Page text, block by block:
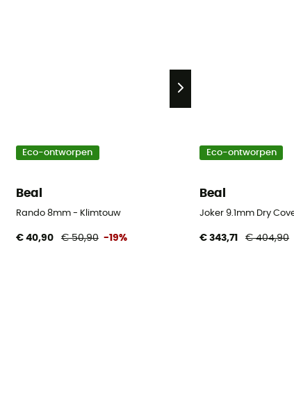
Eco-ontworpen
Beal
Rando 8mm - Klimtouw
€ 40,90 € 50,90 -19%
Eco-ontworpen
Beal
Joker 9.1mm Dry
€ 343,71 € 404,90